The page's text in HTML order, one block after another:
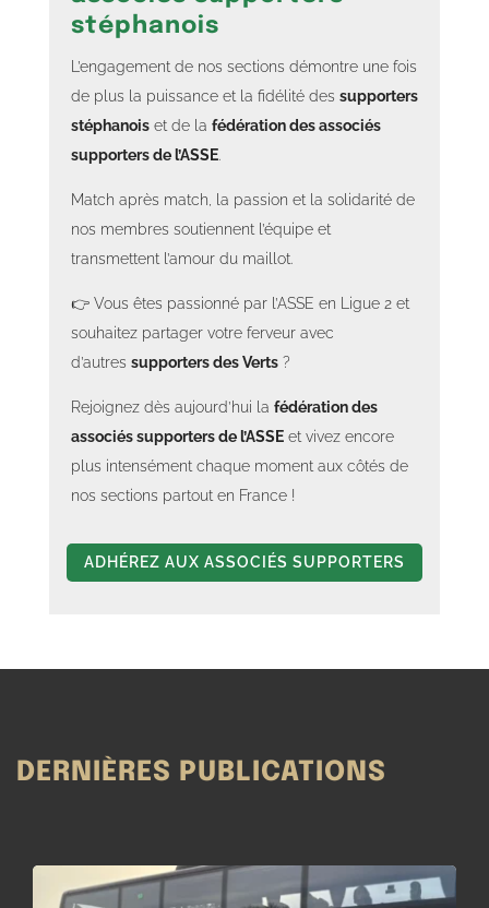
stéphanois
L’engagement de nos sections démontre une fois
de plus la puissance et la fidélité des supporters
stéphanois et de la fédération des associés
supporters de l’ASSE.
Match après match, la passion et la solidarité de
nos membres soutiennent l’équipe et
transmettent l’amour du maillot.
👉 Vous êtes passionné par l’ASSE en Ligue 2 et
souhaitez partager votre ferveur avec
d’autres supporters des Verts ?
Rejoignez dès aujourd’hui la fédération des
associés supporters de l’ASSE et vivez encore
plus intensément chaque moment aux côtés de
nos sections partout en France !
ADHÉREZ AUX ASSOCIÉS SUPPORTERS
DERNIÈRES PUBLICATIONS